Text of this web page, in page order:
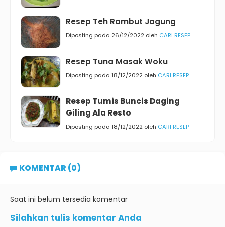
Resep Teh Rambut Jagung
Diposting pada 26/12/2022 oleh CARI RESEP
Resep Tuna Masak Woku
Diposting pada 18/12/2022 oleh CARI RESEP
Resep Tumis Buncis Daging
Giling Ala Resto
Diposting pada 18/12/2022 oleh CARI RESEP
KOMENTAR (0)
Saat ini belum tersedia komentar
Silahkan tulis komentar Anda